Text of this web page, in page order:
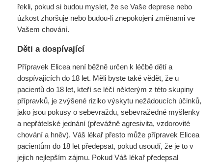
řekli, pokud si budou myslet, že se Vaše deprese nebo
úzkost zhoršuje nebo budou-li znepokojeni změnami ve
Vašem chování.
Děti a dospívající
Přípravek Elicea není běžně určen k léčbě dětí a
dospívajících do 18 let. Měli byste také vědět, že u
pacientů do 18 let, kteří se léčí některým z této skupiny
přípravků, je zvýšené riziko výskytu nežádoucích účinků,
jako jsou pokusy o sebevraždu, sebevražedné myšlenky
a nepřátelské jednání (převážně agresivita, vzdorovité
chování a hněv). Váš lékař přesto může přípravek Elicea
pacientům do 18 let předepsat, pokud usoudí, že je to v
jejich nejlepším zájmu. Pokud Váš lékař předepsal